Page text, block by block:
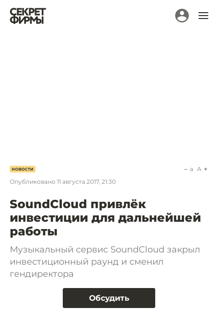
НОВОСТИ
Опубликовано 11 августа 2017, 21:30
a A
SoundCloud привлёк
инвестиции для дальнейшей
работы
Музыкальный сервис SoundCloud закрыл
инвестиционный раунд и сменил
гендиректора
Обсудить